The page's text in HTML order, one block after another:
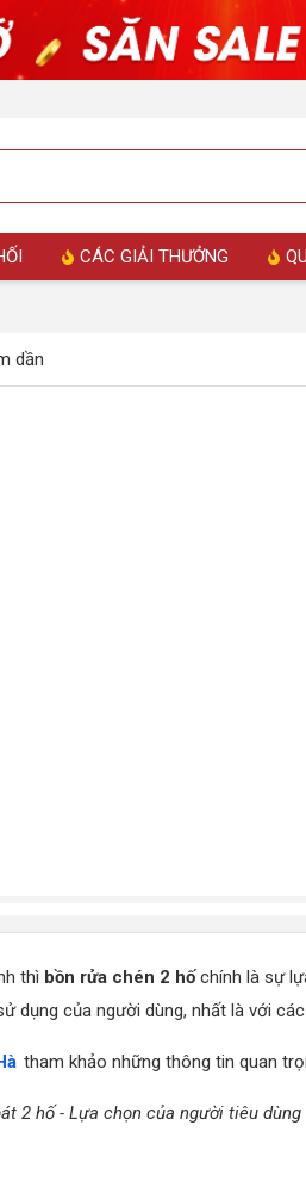
CÁC GIẢI THƯỞNG
dần
thì bồn rửa chén 2 hốchính là sự
dụng của người dùng, nhất là với
tham khảo những thông tin quan
2 hố - Lựa chọn của người tiêu